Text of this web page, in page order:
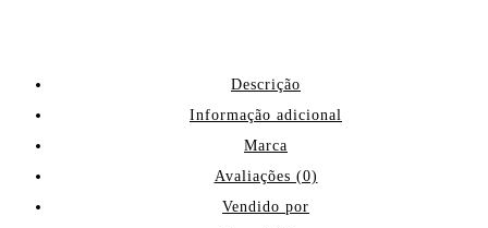
Descrição
Informação adicional
Marca
Avaliações (0)
Vendido por